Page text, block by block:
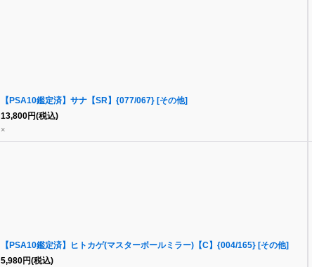
【PSA10鑑定済】サナ【SR】{077/067} [その他]
13,800円(税込)
×
【PSA10鑑定済】ヒトカゲ(マスターボールミラー)【C】{004/165} [その他]
5,980円(税込)